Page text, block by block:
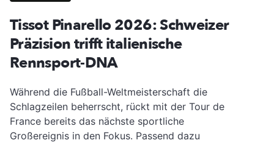
Tissot Pinarello 2026: Schweizer
Präzision trifft italienische
Rennsport-DNA
Während die Fußball-Weltmeisterschaft die
Schlagzeilen beherrscht, rückt mit der Tour de
France bereits das nächste sportliche
Großereignis in den Fokus. Passend dazu